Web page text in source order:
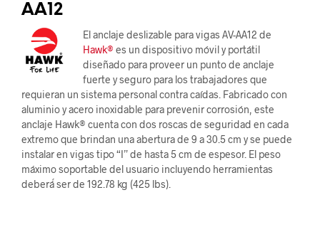
AA12
El anclaje deslizable para vigas AV-AA12 de
Hawk® es un dispositivo móvil y portátil
diseñado para proveer un punto de anclaje
fuerte y seguro para los trabajadores que
requieran un sistema personal contra caídas. Fabricado con
aluminio y acero inoxidable para prevenir corrosión, este
anclaje Hawk® cuenta con dos roscas de seguridad en cada
extremo que brindan una abertura de 9 a 30.5 cm y se puede
instalar en vigas tipo “I” de hasta 5 cm de espesor. El peso
máximo soportable del usuario incluyendo herramientas
deberá́ ser de 192.78 kg (425 lbs).